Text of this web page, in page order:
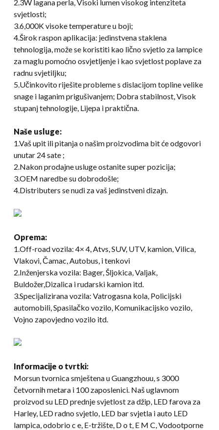
2.3W lagana perla, Visoki lumen visokog intenziteta
svjetlosti;
3.6,000K visoke temperature u boji;
4.Širok raspon aplikacija: jedinstvena staklena
tehnologija, može se koristiti kao lično svjetlo za lampice
za maglu pomoćno osvjetljenje i kao svjetlost poplave za
radnu svjetiljku;
5.Učinkovito riješite probleme s dislacijom topline velike
snage i laganim prigušivanjem; Dobra stabilnost, Visok
stupanj tehnologije, Lijepa i praktična.
Naše usluge:
1.Vaš upit ili pitanja o našim proizvodima bit će odgovori
unutar 24 sate ;
2.Nakon prodajne usluge ostanite super pozicija;
3.OEM naredbe su dobrodošle;
4.Distributers se nudi za vaš jedinstveni dizajn.
Oprema:
1.Off-road vozila: 4× 4, Atvs, SUV, UTV, kamion, Vilica,
Vlakovi, Čamac, Autobus, i tenkovi
2.Inženjerska vozila: Bager, Šljokica, Valjak,
Buldožer,Dizalica i rudarski kamion itd.
3.Specijalizirana vozila: Vatrogasna kola, Policijski
automobili, Spasilačko vozilo, Komunikacijsko vozilo,
Vojno zapovjedno vozilo itd.
Informacije o tvrtki:
Morsun tvornica smještena u Guangzhouu, s 3000
četvornih metara i 100 zaposlenici. Naš uglavnom
proizvod su LED prednje svjetlost za džip, LED farova za
Harley, LED radno svjetlo, LED bar svjetla i auto LED
lampica, odobrio c e, E-tržište, D o t, E M C, Vodootporne